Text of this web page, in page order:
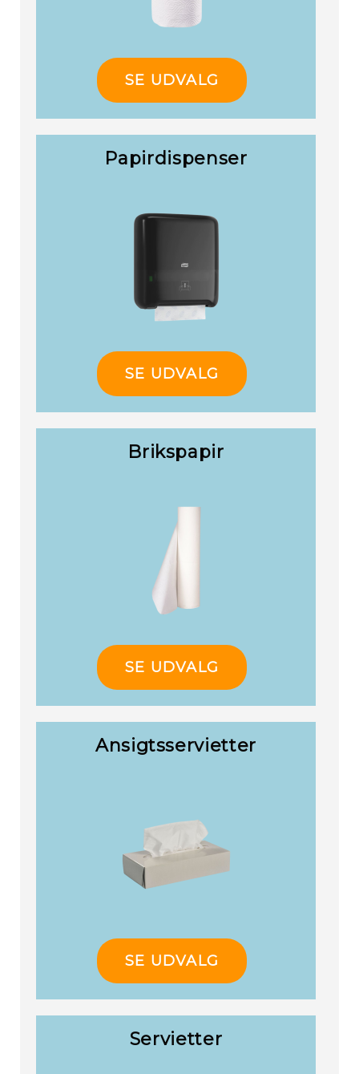
SE UDVALG
Papirdispenser
SE UDVALG
Brikspapir
SE UDVALG
Ansigtsservietter
SE UDVALG
Servietter